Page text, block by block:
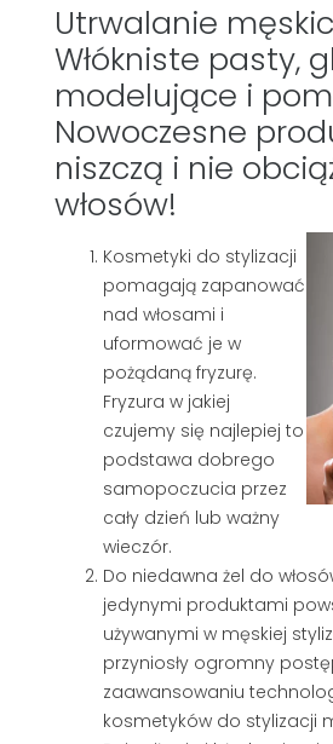
Utrwalanie
Włókniste pasty,
modelujące i
Nowoczesne
niszczą i nie
włosów!
Kosmetyki do stylizacji
pomagają zapanować
nad włosami i
uformować je w
pożądaną fryzurę.
Fryzura w jakiej
czujemy się najlepiej to
podstawa dobrego
samopoczucia przez
cały dzień lub ważny
wieczór.
Do niedawna żel do
jedynymi produktami
używanymi w męskiej
przyniosły ogromny
zaawansowaniu
kosmetyków do stylizacji